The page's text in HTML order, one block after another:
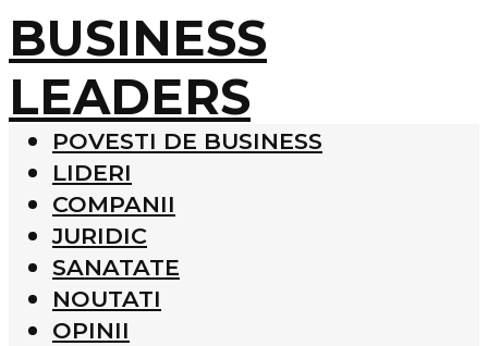
BUSINESS
LEADERS
POVESTI DE BUSINESS
LIDERI
COMPANII
JURIDIC
SANATATE
NOUTATI
OPINII